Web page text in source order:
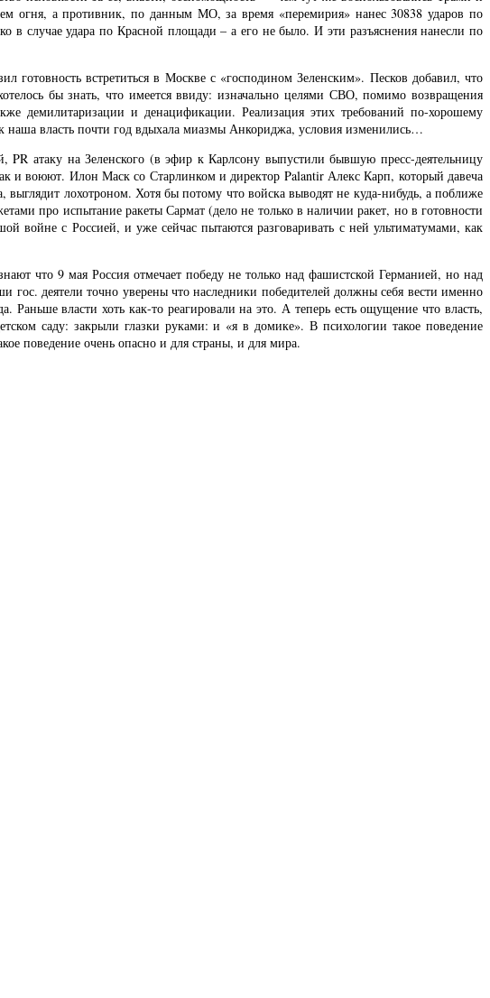
огня, а противник, по данным МО, за время «перемирия» нанес 30838 ударов по
в случае удара по Красной площади – а его не было. И эти разъяснения нанесли по
встретиться в Москве с «господином Зеленским». Песков добавил, что
бы знать, что имеется ввиду: изначально целями СВО, помимо возвращения
демилитаризации и денацификации. Реализация этих требований по-хорошему
наша власть почти год вдыхала миазмы Анкориджа, условия изменились…
атаку на Зеленского (в эфир к Карлсону выпустили бывшую пресс-деятельницу
и воюют. Илон Маск со Старлинком и директор Palantir Алекс Карп, который давеча
лохотроном. Хотя бы потому что войска выводят не куда-нибудь, а поближе
про испытание ракеты Сармат (дело не только в наличии ракет, но в готовности
войне с Россией, и уже сейчас пытаются разговаривать с ней ультиматумами, как
что 9 мая Россия отмечает победу не только над фашистской Германией, но над
деятели точно уверены что наследники победителей должны себя вести именно
власти хоть как-то реагировали на это. А теперь есть ощущение что власть,
саду: закрыли глазки руками: и «я в домике». В психологии такое поведение
поведение очень опасно и для страны, и для мира.